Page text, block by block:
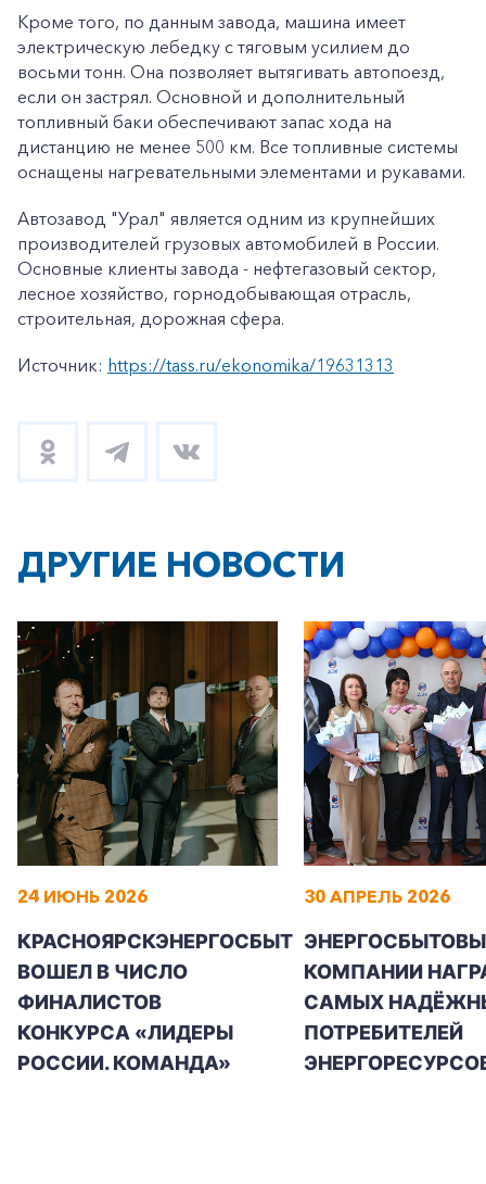
Кроме того, по данным завода, машина имеет
электрическую лебедку с тяговым усилием до
восьми тонн. Она позволяет вытягивать автопоезд,
если он застрял. Основной и дополнительный
топливный баки обеспечивают запас хода на
дистанцию не менее 500 км. Все топливные системы
оснащены нагревательными элементами и рукавами.
Автозавод "Урал" является одним из крупнейших
производителей грузовых автомобилей в России.
Основные клиенты завода - нефтегазовый сектор,
лесное хозяйство, горнодобывающая отрасль,
строительная, дорожная сфера.
Источник: https://tass.ru/ekonomika/19631313
ДРУГИЕ НОВОСТИ
24 ИЮНЬ 2026
КРАСНОЯРСКЭНЕРГОСБЫТ
ВОШЕЛ В ЧИСЛО
ФИНАЛИСТОВ
КОНКУРСА «ЛИДЕРЫ
РОССИИ. КОМАНДА»
30 АПРЕЛЬ 2026
КОМПАНИИ
САМЫХ
ПОТРЕБИТЕЛЕЙ